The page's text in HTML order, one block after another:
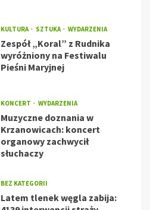
KULTURA SZTUKA WYDARZENIA
Zespół „Koral” z Rudnika
wyróżniony na Festiwalu
Pieśni Maryjnej
KONCERT WYDARZENIA
Muzyczne doznania w
Krzanowicach: koncert
organowy zachwycił
słuchaczy
BEZ KATEGORII
Latem tlenek węgla zabija: